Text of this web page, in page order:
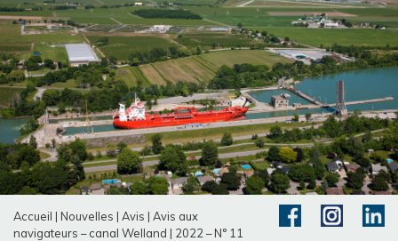
Accueil | Nouvelles | Avis | Avis aux
navigateurs – canal Welland | 2022 – N° 11